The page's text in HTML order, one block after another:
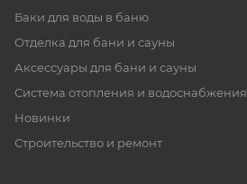
Баки для воды в баню
Отделка для бани и сауны
Аксессуары для бани и сауны
Система отопления и водоснабжения
Новинки
Строительство и ремонт